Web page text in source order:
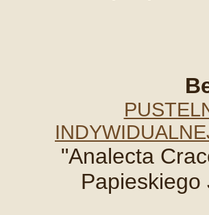
"Analecta
Papieskiego